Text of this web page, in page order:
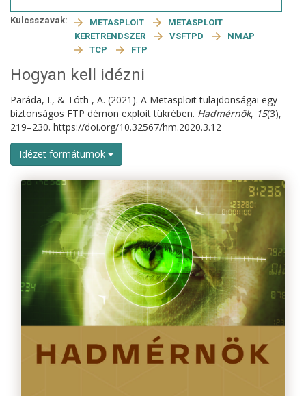
Kulcsszavak: METASPLOIT
METASPLOIT
KERETRENDSZER
VSFTPD
NMAP
TCP
FTP
Hogyan kell idézni
Paráda, I., & Tóth , A. (2021). A Metasploit tulajdonságai egy
biztonságos FTP démon exploit tükrében. Hadmérnök, 15(3),
219–230. https://doi.org/10.32567/hm.2020.3.12
Idézet formátumok